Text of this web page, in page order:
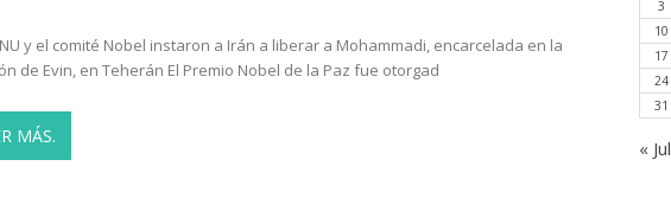
y el comité Nobel instaron a Irán a liberar a Mohammadi, encarcelada en la
de Evin, en Teherán El Premio Nobel de la Paz fue otorgad
MÁS.
3
10
17
24
31
« Jul